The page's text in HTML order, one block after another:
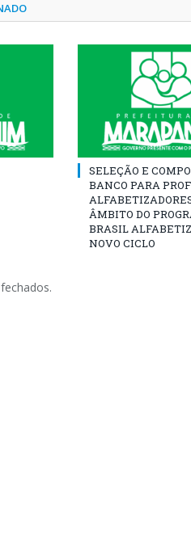
SELEÇÃO E
BANCO PARA
ÂMBITO DO
BRASIL
NOVO CICLO